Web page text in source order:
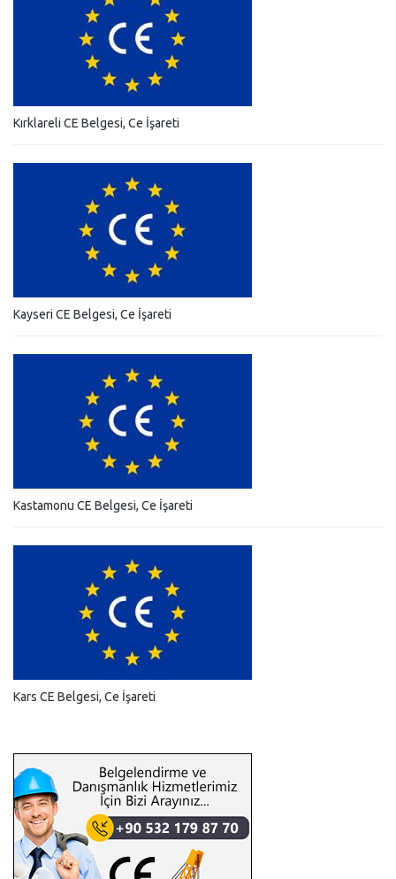
Kırklareli CE Belgesi, Ce İşareti
Kayseri CE Belgesi, Ce İşareti
Kastamonu CE Belgesi, Ce İşareti
Kars CE Belgesi, Ce İşareti